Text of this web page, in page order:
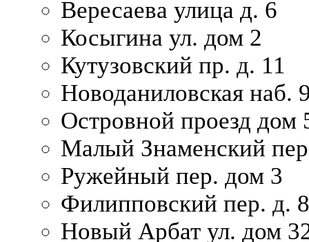
Вересаева улица д. 6
Косыгина ул. дом 2
Кутузовский пр. д. 11
Новоданиловская наб.
Островной проезд дом
Малый Знаменский
Ружейный пер. дом 3
Филипповский пер. д. 8
Новый Арбат ул. дом